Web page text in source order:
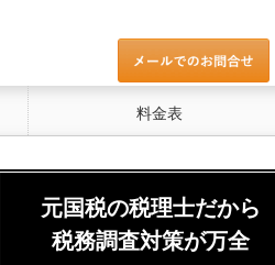
料金表
元国税の税理士だから
税務調査対策が万全